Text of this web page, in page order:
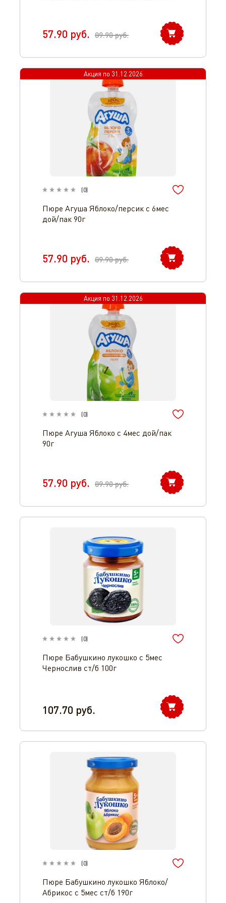
57.90 руб. 89.90руб.
Акция по 31.12.2026
(0)
Пюре Агуша Яблоко/персик с 6мес
дой/пак 90г
57.90 руб. 89.90руб.
Акция по 31.12.2026
(0)
Пюре Агуша Яблоко с 4мес дой/пак
90г
57.90 руб. 89.90руб.
(0)
Пюре Бабушкино лукошко с 5мес
Чернослив ст/б 100г
107.70 руб.
(0)
Пюре Бабушкино лукошко Яблоко/
Абрикос с 5мес ст/б 190г